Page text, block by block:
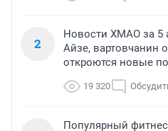
2
Новости ХМАО за 5
Айзе, вартовчанин
откроются новые
19 320
Популярный